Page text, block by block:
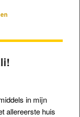
in mijn
allereerste huis